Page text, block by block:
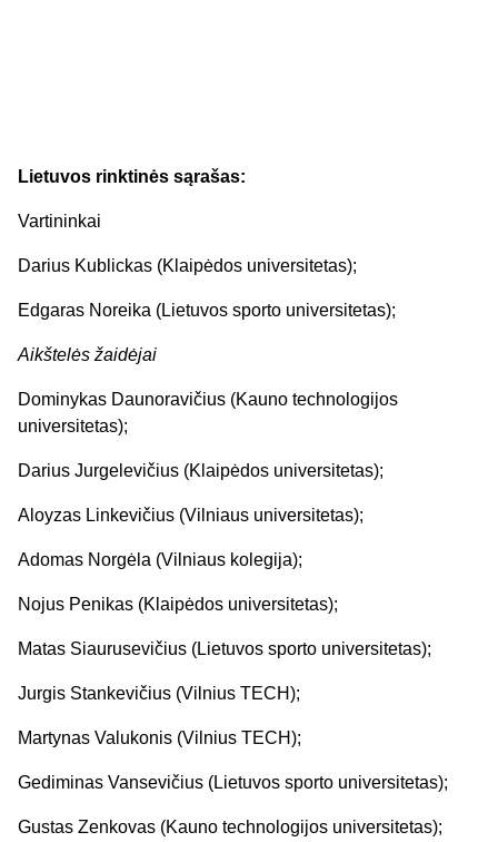
Lietuvos rinktinės sąrašas:
Vartininkai
Darius Kublickas (Klaipėdos universitetas);
Edgaras Noreika (Lietuvos sporto universitetas);
Aikštelės žaidėjai
Dominykas Daunoravičius (Kauno technologijos
universitetas);
Darius Jurgelevičius (Klaipėdos universitetas);
Aloyzas Linkevičius (Vilniaus universitetas);
Adomas Norgėla (Vilniaus kolegija);
Nojus Penikas (Klaipėdos universitetas);
Matas Siaurusevičius (Lietuvos sporto universitetas);
Jurgis Stankevičius (Vilnius TECH);
Martynas Valukonis (Vilnius TECH);
Gediminas Vansevičius (Lietuvos sporto universitetas);
Gustas Zenkovas (Kauno technologijos universitetas);